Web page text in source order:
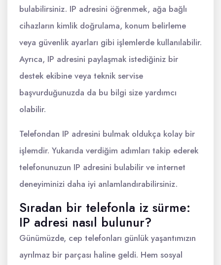
bulabilirsiniz. IP adresini öğrenmek, ağa bağlı
cihazların kimlik doğrulama, konum belirleme
veya güvenlik ayarları gibi işlemlerde kullanılabilir.
Ayrıca, IP adresini paylaşmak istediğiniz bir
destek ekibine veya teknik servise
başvurduğunuzda da bu bilgi size yardımcı
olabilir.
Telefondan IP adresini bulmak oldukça kolay bir
işlemdir. Yukarıda verdiğim adımları takip ederek
telefonunuzun IP adresini bulabilir ve internet
deneyiminizi daha iyi anlamlandırabilirsiniz.
Sıradan bir telefonla iz sürme:
IP adresi nasıl bulunur?
Günümüzde, cep telefonları günlük yaşantımızın
ayrılmaz bir parçası haline geldi. Hem sosyal